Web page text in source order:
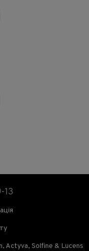
13
Actyva, Solfine & Lucens